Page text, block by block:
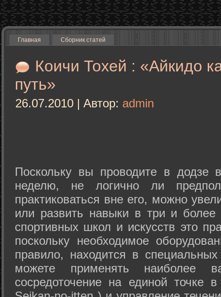
Главная Сборник статей
Коичи Тохей : «Айкидо
путь»
26.07.2010 | Автор: admin
Поскольку вы проводите в додзе
неделю, не логично ли
практиковаться вне его, можно
или развить навыки в три и
спортивных школ и искусств это
поскольку необходимое
правило, находится в
можете применять наиболее
сосредоточение на единой точке